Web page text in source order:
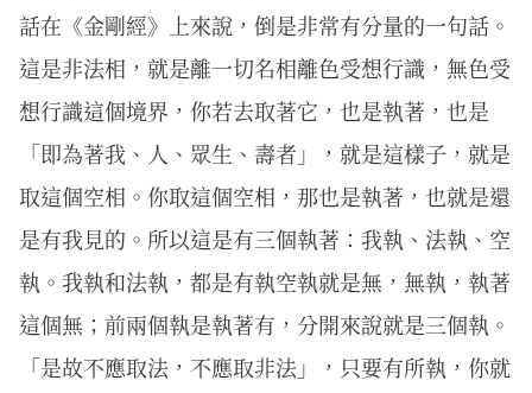
話在《金剛經》上來說，倒是非常有分量的一句話。
這是非法相，就是離一切名相離色受想行識，無色受
想行識這個境界，你若去取著它，也是執著，也是
「即為著我、人、眾生、壽者」，就是這樣子，就是
取這個空相。你取這個空相，那也是執著，也就是還
是有我見的。所以這是有三個執著：我執、法執、空
執。我執和法執，都是有執空執就是無，無執，執著
這個無；前兩個執是執著有，分開來說就是三個執。
「是故不應取法，不應取非法」，只要有所執，你就